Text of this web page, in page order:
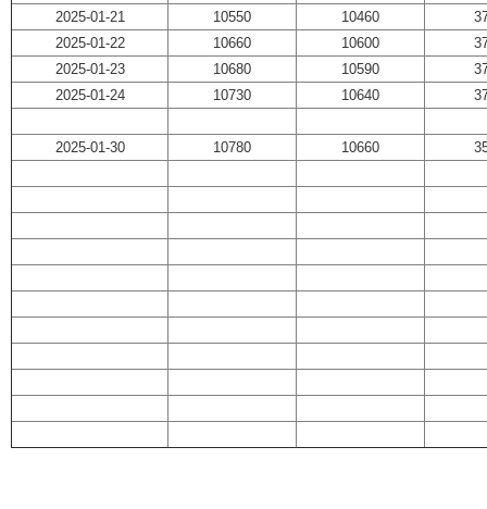
2025-01-21
10550 10460
2025-01-22
10660 10600
2025-01-23
10680 10590
2025-01-24
10730 10640
2025-01-30 10780 10660